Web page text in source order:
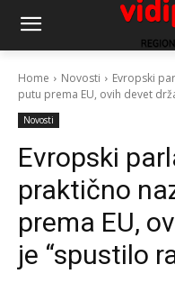
Home Novosti
Evropski
putu prema EU, ovih devet
Novosti
Evropski
praktično
prema EU,
je “spustilo